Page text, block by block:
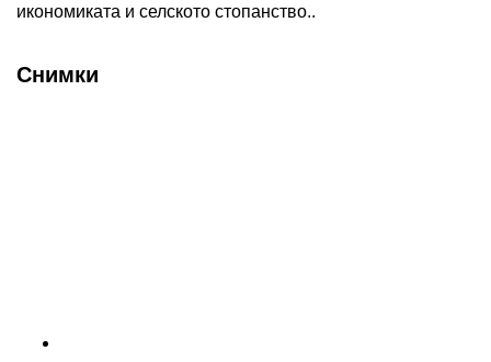
икономиката и селското стопанство..
Снимки